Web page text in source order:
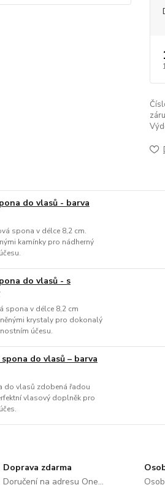
do vlasů - barva
spona v délce 8,2 cm.
kamínky pro nádherný
do vlasů - s
spona v délce 8,2 cm
krystaly pro dokonalý
účesu.
do vlasů – barva
do vlasů zdobená řadou
vlasový doplněk pro
Doprava zdarma
Doručení na adresu One...